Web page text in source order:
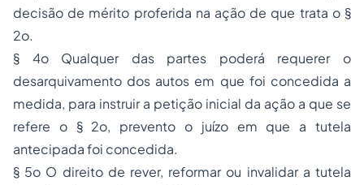
decisão de mérito proferida na ação de que trata o §
2o.
§ 4o Qualquer das partes poderá requerer o
desarquivamento dos autos em que foi concedida a
medida, para instruir a petição inicial da ação a que se
refere o § 2o, prevento o juízo em que a tutela
antecipada foi concedida.
§ 5o O direito de rever, reformar ou invalidar a tutela